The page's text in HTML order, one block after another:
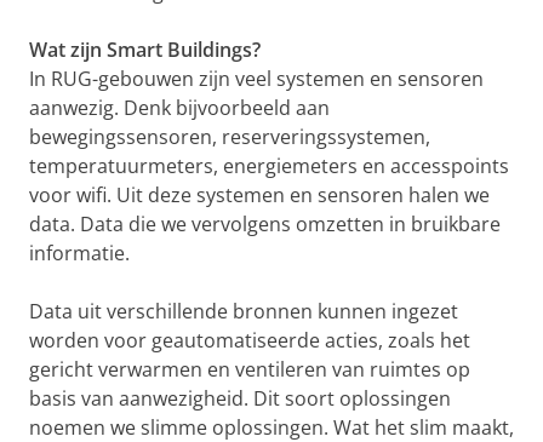
Wat zijn Smart Buildings?
In RUG-gebouwen zijn veel systemen en sensoren
aanwezig. Denk bijvoorbeeld aan
bewegingssensoren, reserveringssystemen,
temperatuurmeters, energiemeters en accesspoints
voor wifi. Uit deze systemen en sensoren halen we
data. Data die we vervolgens omzetten in bruikbare
informatie.
Data uit verschillende bronnen kunnen ingezet
worden voor geautomatiseerde acties, zoals het
gericht verwarmen en ventileren van ruimtes op
basis van aanwezigheid. Dit soort oplossingen
noemen we slimme oplossingen. Wat het slim maakt,